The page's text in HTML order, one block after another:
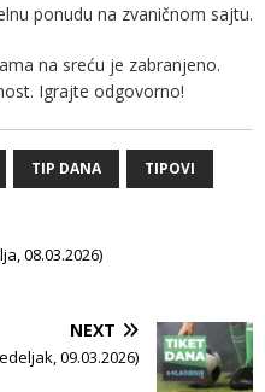
ponudu na zvaničnom sajtu.
na sreću je zabranjeno.
Igrajte odgovorno!
TIP DANA TIPOVI
08.03.2026)
NEXT
09.03.2026)